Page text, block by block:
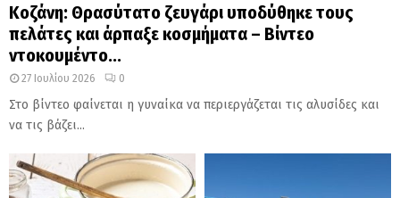
Κοζάνη: Θρασύτατο ζευγάρι υποδύθηκε τους
πελάτες και άρπαξε κοσμήματα – Βίντεο
ντοκουμέντο...
27 Ιουλίου 2026 0
Στο βίντεο φαίνεται η γυναίκα να περιεργάζεται τις αλυσίδες και
να τις βάζει...